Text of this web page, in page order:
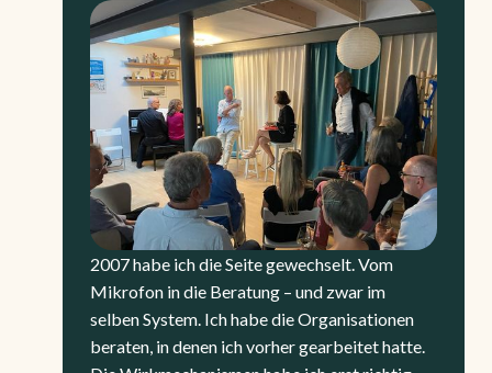
2007 habe ich die Seite gewechselt. Vom
Mikrofon in die Beratung – und zwar im
selben System. Ich habe die Organisationen
beraten, in denen ich vorher gearbeitet hatte.